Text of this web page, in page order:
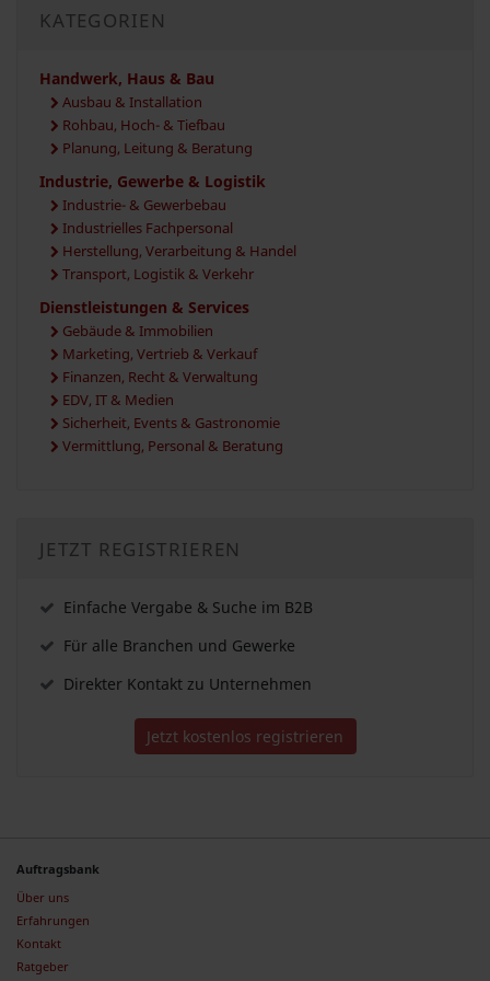
KATEGORIEN
Handwerk, Haus & Bau
Ausbau & Installation
Rohbau, Hoch- & Tiefbau
Planung, Leitung & Beratung
Industrie, Gewerbe & Logistik
Industrie- & Gewerbebau
Industrielles Fachpersonal
Herstellung, Verarbeitung & Handel
Transport, Logistik & Verkehr
Dienstleistungen & Services
Gebäude & Immobilien
Marketing, Vertrieb & Verkauf
Finanzen, Recht & Verwaltung
EDV, IT & Medien
Sicherheit, Events & Gastronomie
Vermittlung, Personal & Beratung
JETZT REGISTRIEREN
Einfache Vergabe & Suche im B2B
Für alle Branchen und Gewerke
Direkter Kontakt zu Unternehmen
Jetzt kostenlos registrieren
Auftragsbank
Über uns
Erfahrungen
Kontakt
Ratgeber